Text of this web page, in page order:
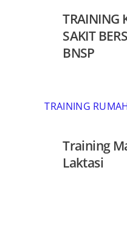
TRAINING
SAKIT
BNSP
TRAINING
Training
Laktasi